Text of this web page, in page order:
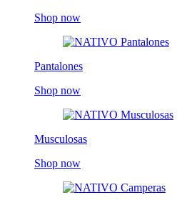
Shop now
Pantalones
Shop now
Musculosas
Shop now